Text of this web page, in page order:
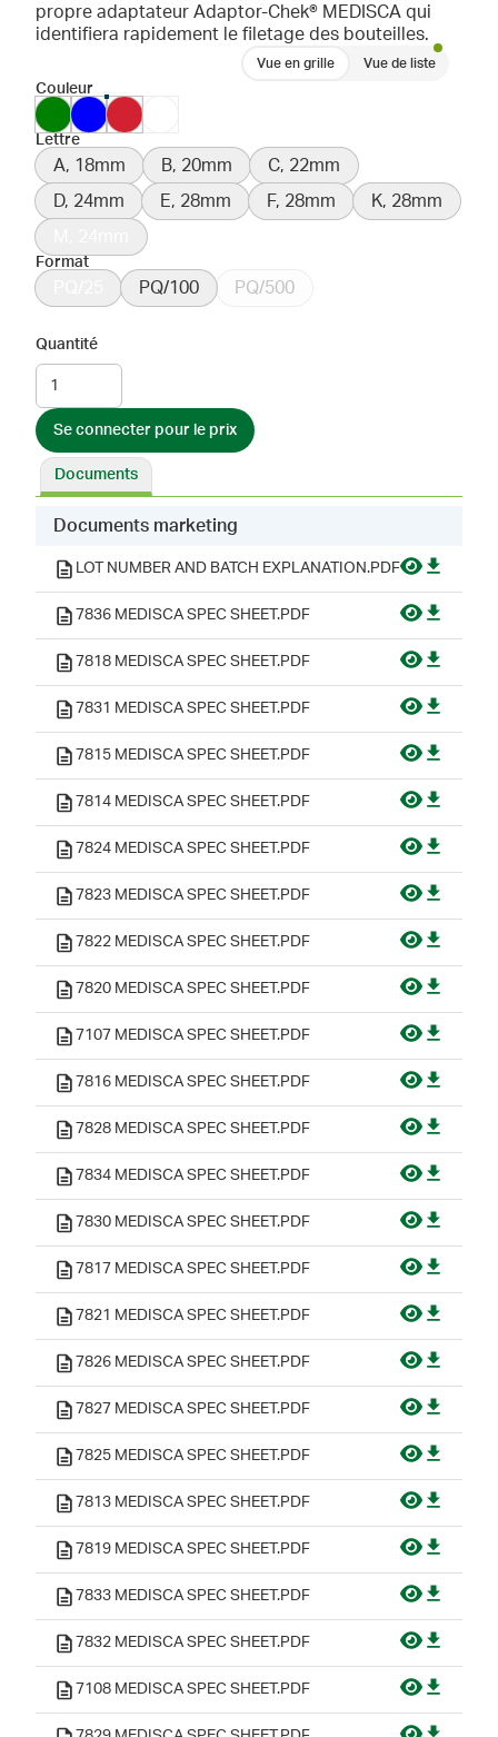
propre adaptateur Adaptor-Chek® MEDISCA qui
identifiera rapidement le filetage des bouteilles.
Vue en grille Vue de liste
Couleur
Lettre
A, 18mm B, 20mm
C, 22mm
D, 24mm
E, 28mm F, 28mm
K, 28mm
Format
PQ/100 PQ/500
Quantité
Se connecter pour le prix
Documents
Documents marketing
LOT NUMBER AND BATCH EXPLANATION.PDF
7836 MEDISCA SPEC SHEET.PDF
7818 MEDISCA SPEC SHEET.PDF
7831 MEDISCA SPEC SHEET.PDF
7815 MEDISCA SPEC SHEET.PDF
7814 MEDISCA SPEC SHEET.PDF
7824 MEDISCA SPEC SHEET.PDF
7823 MEDISCA SPEC SHEET.PDF
7822 MEDISCA SPEC SHEET.PDF
7820 MEDISCA SPEC SHEET.PDF
7107 MEDISCA SPEC SHEET.PDF
7816 MEDISCA SPEC SHEET.PDF
7828 MEDISCA SPEC SHEET.PDF
7834 MEDISCA SPEC SHEET.PDF
7830 MEDISCA SPEC SHEET.PDF
7817 MEDISCA SPEC SHEET.PDF
7821 MEDISCA SPEC SHEET.PDF
7826 MEDISCA SPEC SHEET.PDF
7827 MEDISCA SPEC SHEET.PDF
7825 MEDISCA SPEC SHEET.PDF
7813 MEDISCA SPEC SHEET.PDF
7819 MEDISCA SPEC SHEET.PDF
7833 MEDISCA SPEC SHEET.PDF
7832 MEDISCA SPEC SHEET.PDF
7108 MEDISCA SPEC SHEET.PDF